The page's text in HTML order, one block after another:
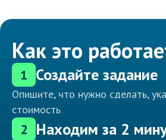
Как это
1 Создайте задание
Опишите, что нужно сделать,
стоимость
2 Находим за 2